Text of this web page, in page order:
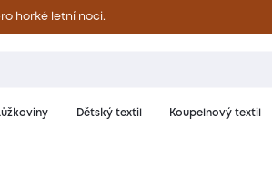
horké letní noci.
Dětský textil Koupelnový textil